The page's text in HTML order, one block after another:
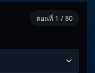
ตอนที่ 1 / 80